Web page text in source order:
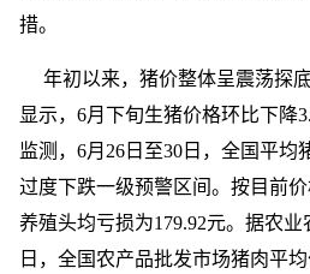
措。
年初以来，猪价整体呈震荡探
显示，6月下旬生猪价格环比下降
监测，6月26日至30日，全国平
过度下跌一级预警区间。按目前
养殖头均亏损为179.92元。据农
日，全国农产品批发市场猪肉平